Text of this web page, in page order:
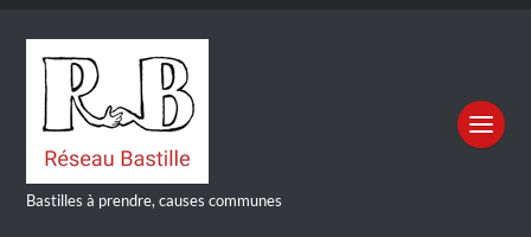
Bastilles à prendre, causes communes